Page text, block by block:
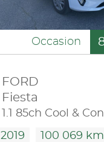
Occasion
FORD
Fiesta
2019 100 069 km